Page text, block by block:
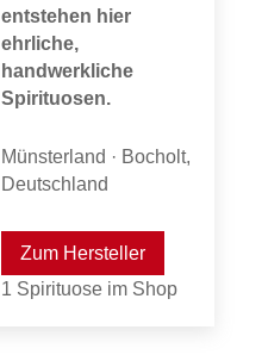
entstehen hier
ehrliche,
handwerkliche
Spirituosen.
Münsterland · Bocholt,
Deutschland
Zum Hersteller
1 Spirituose im Shop